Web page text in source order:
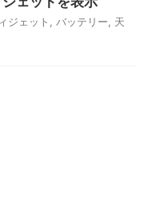
ジェット バッテリー
天